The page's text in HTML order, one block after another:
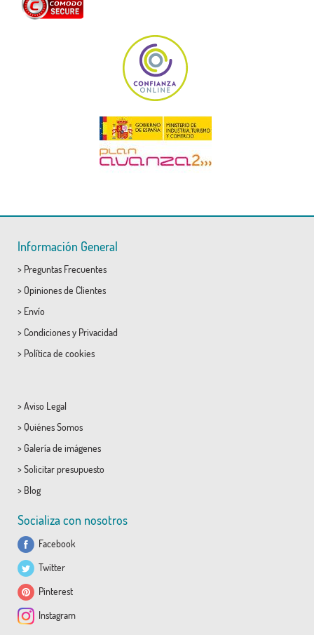
Información General
> Preguntas Frecuentes
> Opiniones de Clientes
> Envío
> Condicionesy Privacidad
> Política de cookies
> Aviso Legal
> Quiénes Somos
> Galería de imágenes
> Solicitar presupuesto
> Blog
Socializa con nosotros
Facebook
Twitter
Pinterest
Instagram